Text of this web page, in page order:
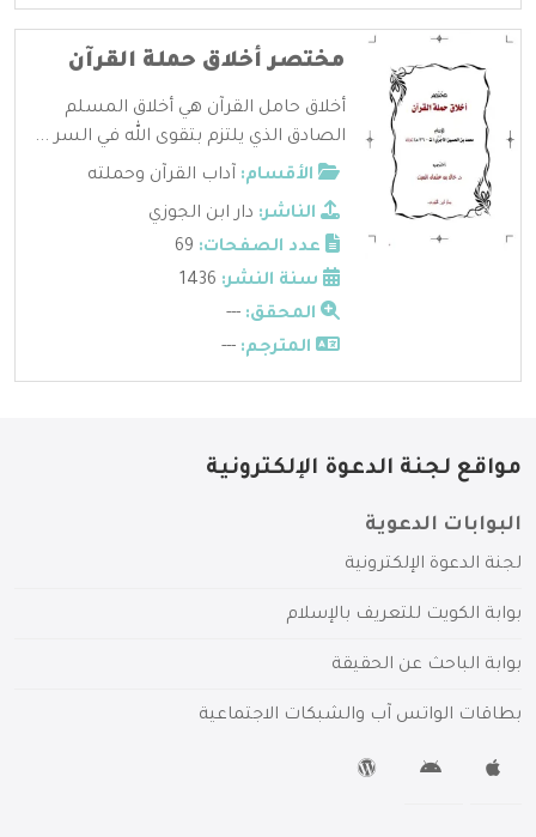
مختصر أخلاق حملة القرآن
أخلاق حامل القرآن هي أخلاق المسلم
الصادق الذي يلتزم بتقوى الله في السر ...
الأقسام: آداب القرآن وحملته
الناشر: دار ابن الجوزي
عدد الصفحات:
سنة النشر:
المحقق: ---
المترجم: ---
مواقع لجنة الدعوة الإلكترونية
البوابات الدعوية
لجنة الدعوة الإلكترونية
بوابة الكويت للتعريف بالإسلام
بوابة الباحث عن الحقيقة
بطاقات الواتس آب والشبكات الاجتماعية